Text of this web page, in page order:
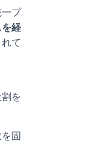
プ
経
て
を
固